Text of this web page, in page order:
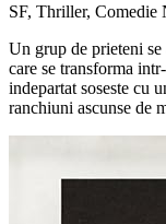
SF, Thriller, Comedie
Un grup de prieteni se
care se transforma
indepartat soseste cu
ranchiuni ascunse de